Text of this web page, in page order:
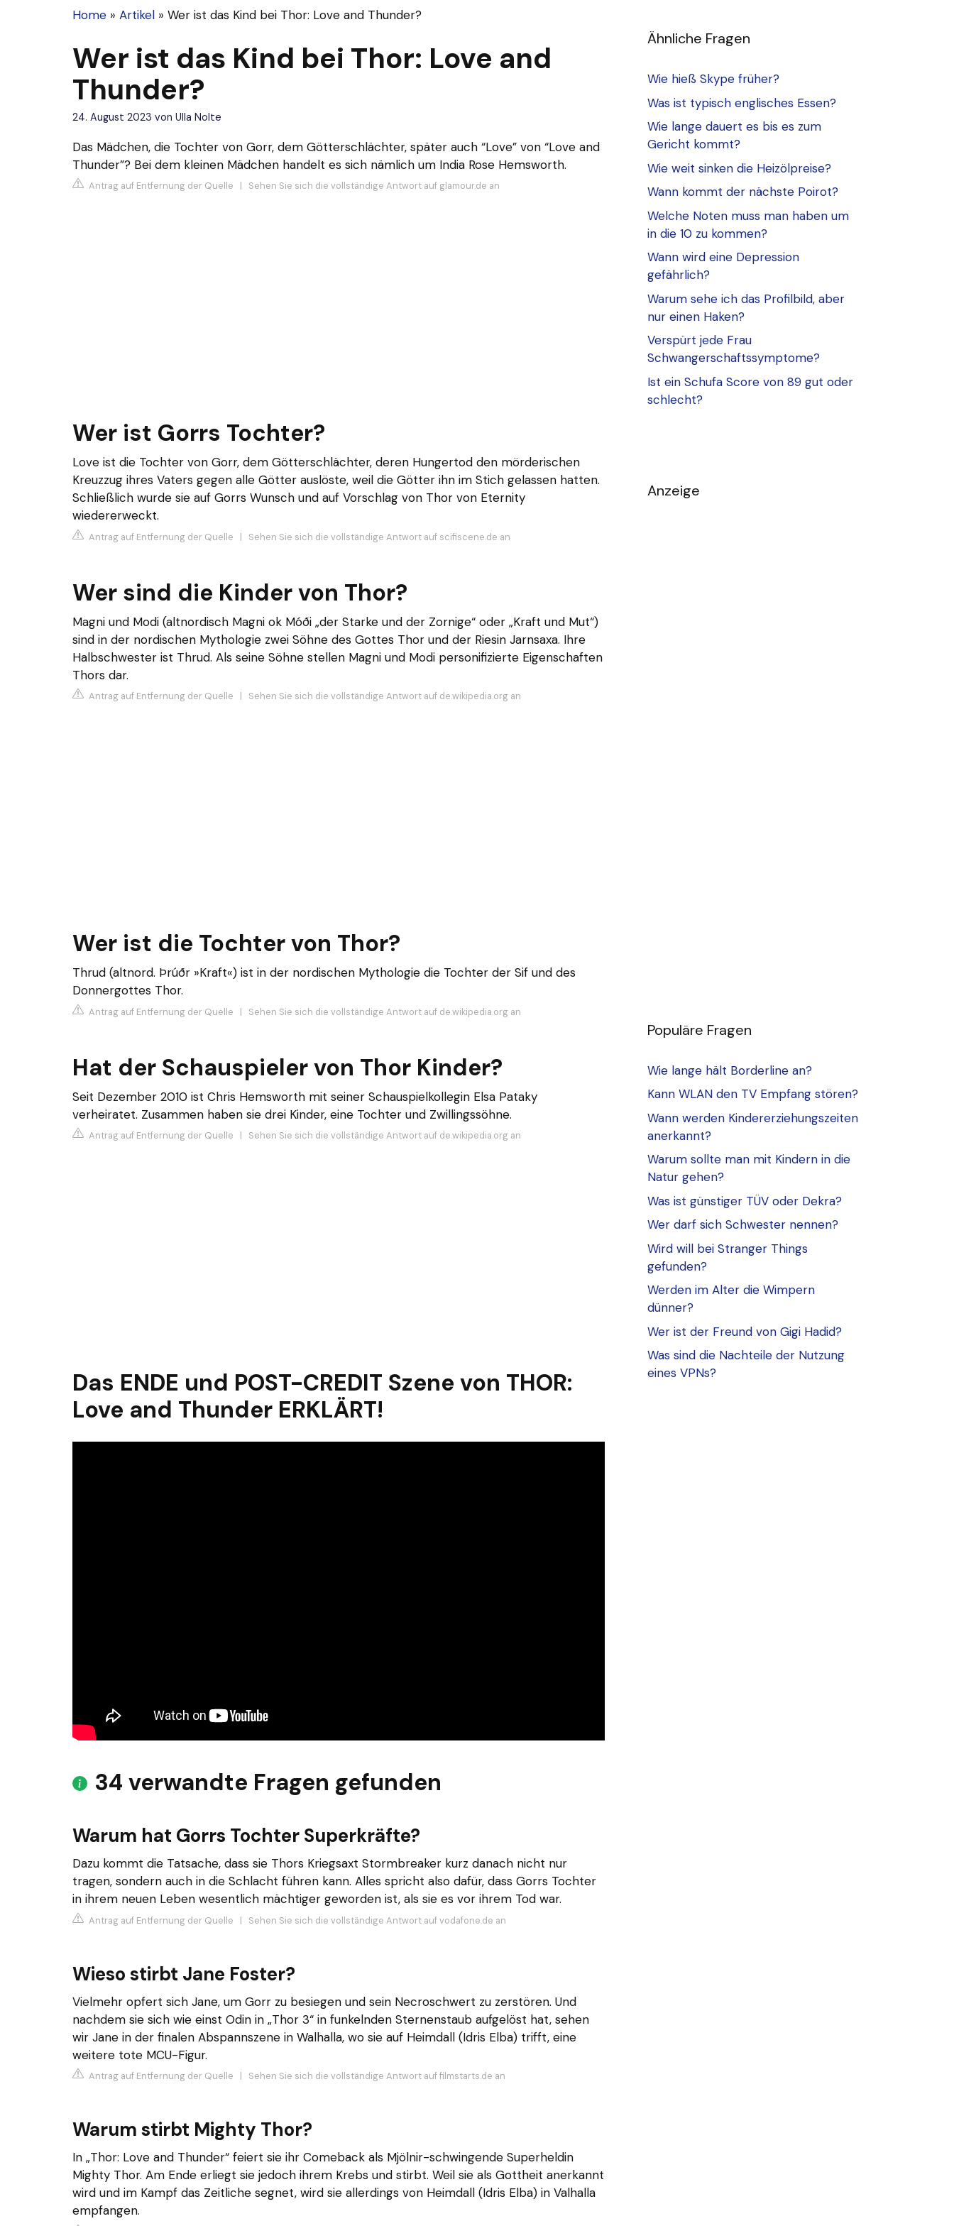
Home » Artikel » Wer ist das Kind bei Thor: Love and Thunder?
Wer ist das Kind bei Thor: Love and
Thunder?
24. August 2023 von Ulla Nolte
Das Mädchen, die Tochter von Gorr, dem Götterschlächter, später auch “Love” von “Love and
Thunder”? Bei dem kleinen Mädchen handelt es sich nämlich um India Rose Hemsworth.
Antrag auf Entfernung der Quelle | Sehen Sie sich die vollständige Antwort auf glamour.de an
Wer ist Gorrs Tochter?
Love ist die Tochter von Gorr, dem Götterschlächter, deren Hungertod den mörderischen
Kreuzzug ihres Vaters gegen alle Götter auslöste, weil die Götter ihn im Stich gelassen hatten.
Schließlich wurde sie auf Gorrs Wunsch und auf Vorschlag von Thor von Eternity
wiedererweckt.
Antrag auf Entfernung der Quelle | Sehen Sie sich die vollständige Antwort auf scifiscene.de an
Wer sind die Kinder von Thor?
Magni und Modi (altnordisch Magni ok Móði „der Starke und der Zornige“ oder „Kraft und Mut“)
sind in der nordischen Mythologie zwei Söhne des Gottes Thor und der Riesin Jarnsaxa. Ihre
Halbschwester ist Thrud. Als seine Söhne stellen Magni und Modi personifizierte Eigenschaften
Thors dar.
Antrag auf Entfernung der Quelle | Sehen Sie sich die vollständige Antwort auf de.wikipedia.org an
Wer ist die Tochter von Thor?
Thrud (altnord. Þrúðr »Kraft«) ist in der nordischen Mythologie die Tochter der Sif und des
Donnergottes Thor.
Antrag auf Entfernung der Quelle | Sehen Sie sich die vollständige Antwort auf de.wikipedia.org an
Hat der Schauspieler von Thor Kinder?
Seit Dezember 2010 ist Chris Hemsworth mit seiner Schauspielkollegin Elsa Pataky
verheiratet. Zusammen haben sie drei Kinder, eine Tochter und Zwillingssöhne.
Antrag auf Entfernung der Quelle | Sehen Sie sich die vollständige Antwort auf de.wikipedia.org an
Das ENDE und POST-CREDIT Szene von THOR:
Love and Thunder ERKLÄRT!
34 verwandte Fragen gefunden
Warum hat Gorrs Tochter Superkräfte?
Dazu kommt die Tatsache, dass sie Thors Kriegsaxt Stormbreaker kurz danach nicht nur
tragen, sondern auch in die Schlacht führen kann. Alles spricht also dafür, dass Gorrs Tochter
in ihrem neuen Leben wesentlich mächtiger geworden ist, als sie es vor ihrem Tod war.
Antrag auf Entfernung der Quelle | Sehen Sie sich die vollständige Antwort auf vodafone.de an
Wieso stirbt Jane Foster?
Vielmehr opfert sich Jane, um Gorr zu besiegen und sein Necroschwert zu zerstören. Und
nachdem sie sich wie einst Odin in „Thor 3“ in funkelnden Sternenstaub aufgelöst hat, sehen
wir Jane in der finalen Abspannszene in Walhalla, wo sie auf Heimdall (Idris Elba) trifft, eine
weitere tote MCU-Figur.
Antrag auf Entfernung der Quelle Sehen Sie sich die vollständige Antwort auf filmstarts.de an
Warum stirbt Mighty Thor?
In „Thor: Love and Thunder“ feiert sie ihr Comeback als Mjölnir-schwingende Superheldin
Mighty Thor. Am Ende erliegt sie jedoch ihrem Krebs und stirbt. Weil sie als Gottheit anerkannt
wird und im Kampf das Zeitliche segnet, wird sie allerdings von Heimdall (Idris Elba) in Valhalla
empfangen.
Ähnliche Fragen
Wie hieß Skype früher?
Was ist typisch englisches Essen?
Wie lange dauert es bis es zum
Gericht kommt?
Wie weit sinken die Heizölpreise?
Wann kommt der nächste Poirot?
Welche Noten muss man haben um
in die 10 zu kommen?
Wann wird eine Depression
gefährlich?
Warum sehe ich das Profilbild, aber
nur einen Haken?
Verspürt jede Frau
Schwangerschaftssymptome?
Ist ein Schufa Score von 89 gut oder
schlecht?
Anzeige
Populäre Fragen
Wie lange hält Borderline an?
Kann WLAN den TV Empfang stören?
Wann werden Kindererziehungszeiten
anerkannt?
Warum sollte man mit Kindern in die
Natur gehen?
Was ist günstiger TÜV oder Dekra?
Wer darf sich Schwester nennen?
Wird will bei Stranger Things
gefunden?
Werden im Alter die Wimpern
dünner?
Wer ist der Freund von Gigi Hadid?
Was sind die Nachteile der Nutzung
eines VPNs?